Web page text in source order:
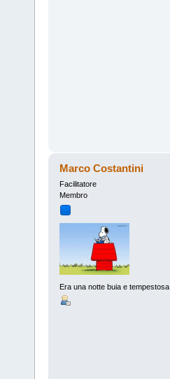
Marco Costantini
Facilitatore
Membro
Era una notte buia e tempestosa